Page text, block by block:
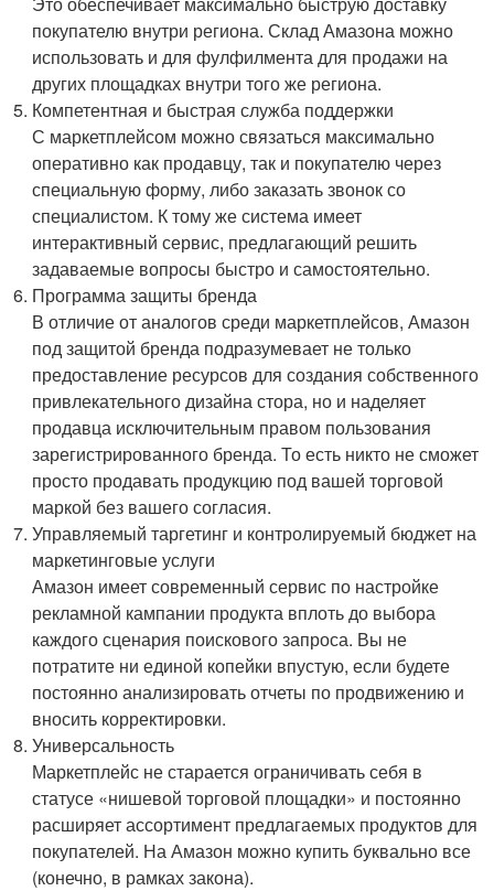
покупателю внутри региона. Склад Амазона можно
использовать и для фулфилмента для продажи на
других площадках внутри того же региона.
Компетентная и быстрая служба поддержки
С маркетплейсом можно связаться максимально
оперативно как продавцу, так и покупателю через
специальную форму, либо заказать звонок со
специалистом. К тому же система имеет
интерактивный сервис, предлагающий решить
задаваемые вопросы быстро и самостоятельно.
Программа защиты бренда
В отличие от аналогов среди маркетплейсов, Амазон
под защитой бренда подразумевает не только
предоставление ресурсов для создания собственного
привлекательного дизайна стора, но и наделяет
продавца исключительным правом пользования
зарегистрированного бренда. То есть никто не сможет
просто продавать продукцию под вашей торговой
маркой без вашего согласия.
Управляемый таргетинг и контролируемый бюджет на
маркетинговые услуги
Амазон имеет современный сервис по настройке
рекламной кампании продукта вплоть до выбора
каждого сценария поискового запроса. Вы не
потратите ни единой копейки впустую, если будете
постоянно анализировать отчеты по продвижению и
вносить корректировки.
Универсальность
Маркетплейс не старается ограничивать себя в
статусе «нишевой торговой площадки» и постоянно
расширяет ассортимент предлагаемых продуктов для
покупателей. На Амазон можно купить буквально все
(конечно, в рамках закона).